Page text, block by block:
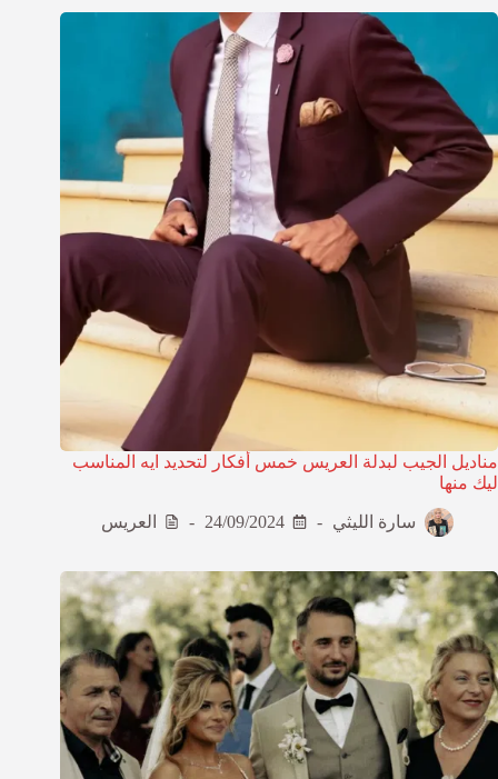
مناديل الجيب لبدلة العريس خمس أفكار لتحديد ايه المناسب
ليك منها
سارة الليثي 24/09/2024 العريس